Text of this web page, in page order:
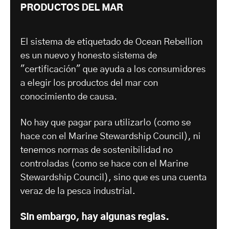
PRODUCTOS DEL MAR
El sistema de etiquetado de Ocean Rebellion
es un nuevo y honesto sistema de
"certificación" que ayuda a los consumidores
a elegir los productos del mar con
conocimiento de causa.
No hay que pagar para utilizarlo (como se
hace con el Marine Stewardship Council), ni
tenemos normas de sostenibilidad no
controladas (como se hace con el Marine
Stewardship Council), sino que es una cuenta
veraz de la pesca industrial.
Sin embargo, hay algunas reglas.